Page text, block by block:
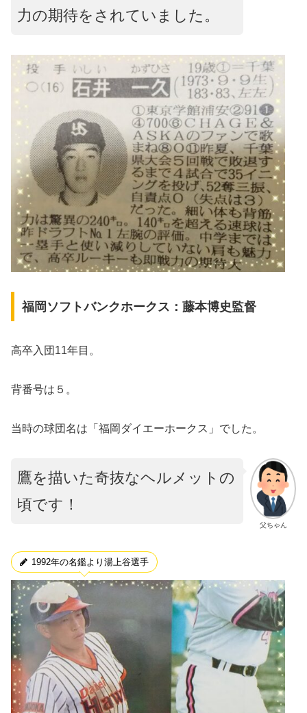
力の期待をされていました。
福岡ソフトバンクホークス：藤本博史監督
高卒入団11年目。
背番号は５。
当時の球団名は「福岡ダイエーホークス」でした。
父ちゃん
鷹を描いた奇抜なヘルメットの
頃です！
1992年の名鑑より湯上谷選手